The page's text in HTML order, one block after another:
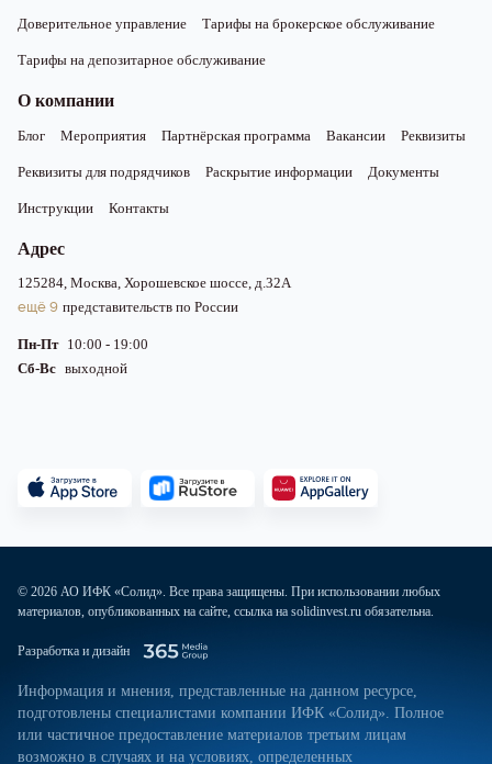
Доверительное управление Тарифы на брокерское обслуживание
Тарифы на депозитарное обслуживание
О компании
Блог Мероприятия Партнёрская программа Вакансии Реквизиты
Реквизиты для подрядчиков Раскрытие информации Документы
Инструкции Контакты
Адрес
125284, Москва, Хорошевское шоссе, д.32А
ещё 9 представительств по России
Пн-Пт 10:00 - 19:00
Сб-Вс выходной
© 2026 АО ИФК «Солид». Все права защищены. При использовании любых
материалов, опубликованных на сайте, ссылка на solidinvest.ru обязательна.
Разработка и дизайн
Информация и мнения, представленные на данном ресурсе,
подготовлены специалистами компании ИФК «Солид». Полное
или частичное предоставление материалов третьим лицам
возможно в случаях и на условиях, определенных